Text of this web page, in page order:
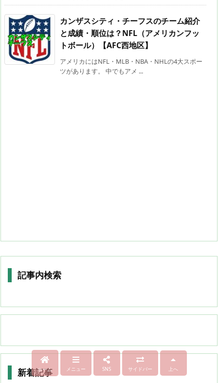
カンザスシティ・チーフスのチーム紹介
と成績・順位は？NFL（アメリカンフッ
トボール）【AFC西地区】
アメリカにはNFL・MLB・NBA・NHLの4大スポー
ツがあります。 中でもアメ ...
記事内検索
新着記事
ホーム メニュー SNS サイドバー 上へ